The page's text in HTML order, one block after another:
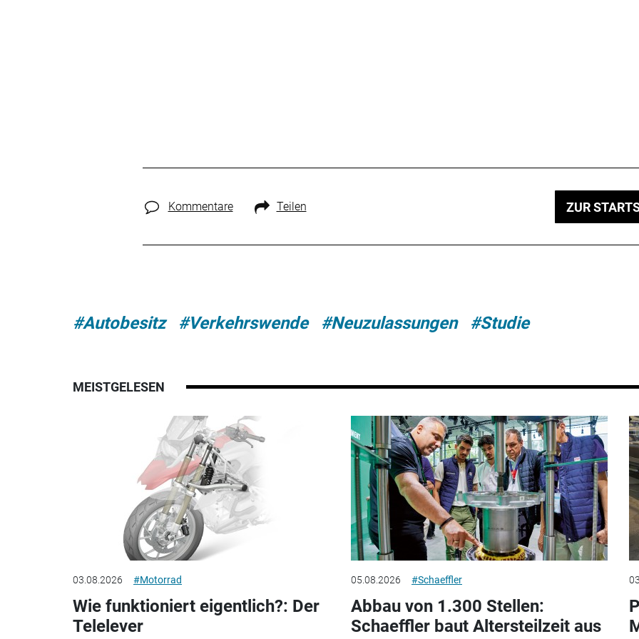
Kommentare Teilen ZUR
#Autobesitz #Verkehrswende #Neuzulassungen #Studie
MEISTGELESEN
03.08.2026 #Motorrad
Wie funktioniert eigentlich?: Der
Telelever
05.08.2026 #Schaeffler
Abbau von 1.300 Stellen:
Schaeffler baut Altersteilzeit aus